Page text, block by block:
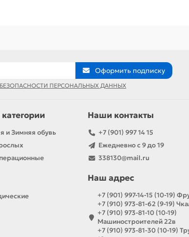
Оформить подписку
ПЕРСОНАЛЬНЫХ ДАННЫХ
и Зимняя обувь
Наши контакты
+7 (901) 997 14 15
Ежедневно с 9 до 19
338130@mail.ru
Наш адрес
+7 (901) 997-14-15 (10-19)
+7 (910) 973-81-62 (9-19)
+7 (910) 973-81-10 (10-19)
Машиностроителей 22в
+7 (910) 973-81-30 (10-19)